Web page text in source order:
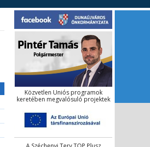
Közvetlen Uniós programok
keretében megvalósuló projektek